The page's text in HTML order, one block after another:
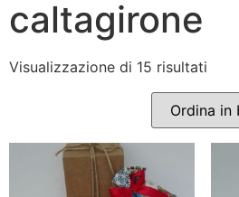
caltagirone
Visualizzazione di 15 risultati